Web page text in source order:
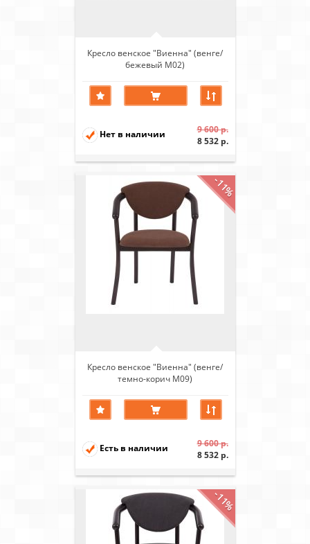
Кресло венское "Виенна" (венге/
бежевый М02)
Нет в наличии
9 600 р.
8 532 р.
-11%
Кресло венское "Виенна" (венге/
темно-корич М09)
Есть в наличии
9 600 р.
8 532 р.
-11%